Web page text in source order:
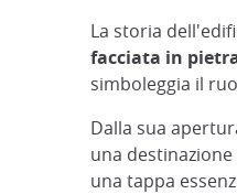
La storia
facciata in
simboleggia il
Dalla sua
una
una tappa